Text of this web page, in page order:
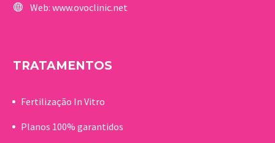
Web: www.ovoclinic.net
TRATAMENTOS
Fertilização In Vitro
Planos 100% garantidos